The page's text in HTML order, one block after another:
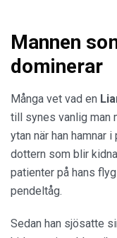
Mannen
dominerar
Många vet vad en
till synes vanlig man
ytan när han hamnar
dottern som blir
patienter på hans
pendeltåg.
Sedan han sjösatte